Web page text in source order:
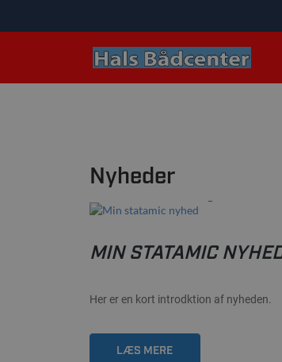
Nyheder
22/02-2021
MIN STATAMIC
Her er en kort introdktion af nyheden.
LÆS MERE